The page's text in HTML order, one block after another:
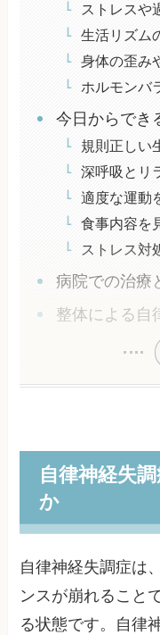
ストレスや
生活リズム
身体の歪み
ホルモンバ
今日からでき
規則正しい
深呼吸とリ
適度な運動
食事内容を
ストレス対
病院での治療
整体による自
自律神経失
か
自律神経失調症は
ンスが崩れること
る状態です。自律